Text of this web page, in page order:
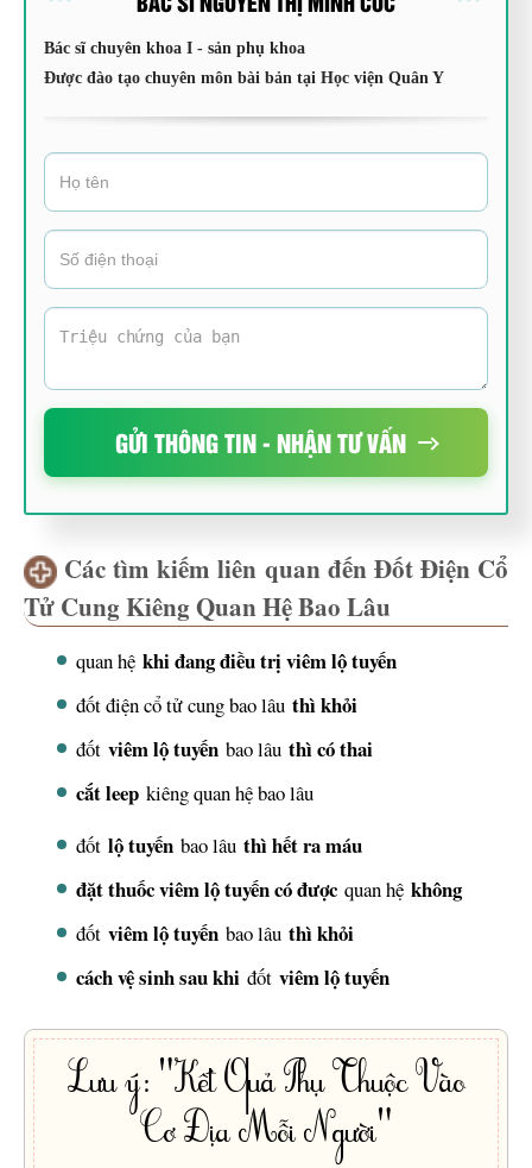
Bác sĩ chuyên khoa I - sản phụ khoa
Được đào tạo chuyên môn bài bản tại Học viện Quân Y
GỬI THÔNG TIN - NHẬN TƯ VẤN
Các tìm kiếm liên quan đến Đốt Điện Cổ
Tử Cung Kiêng Quan Hệ Bao Lâu
quan hệkhi đang điều trị viêm lộ tuyến
đốt điện cổ tử cung bao lâuthì khỏi
đốtviêm lộ tuyến bao lâuthì có thai
cắt leep kiêng quan hệ bao lâu
đốtlộ tuyến bao lâuthì hết ra máu
đặt thuốc viêm lộ tuyến có được quan hệkhông
đốtviêm lộ tuyến bao lâuthì khỏi
cách vệ sinh sau khi đốtviêm lộ tuyến
Lưu ý: "Kết Quả Phụ Thuộc Vào
Cơ Địa Mỗi Người"